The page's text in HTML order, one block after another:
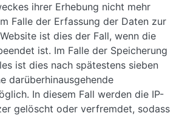
ihrer Erhebung nicht mehr
Falle der Erfassung der Daten zur
ist dies der Fall, wenn die
ist. Im Falle der Speicherung
ist dies nach spätestens sieben
darüberhinausgehende
In diesem Fall werden die IP-
gelöscht oder verfremdet, sodass